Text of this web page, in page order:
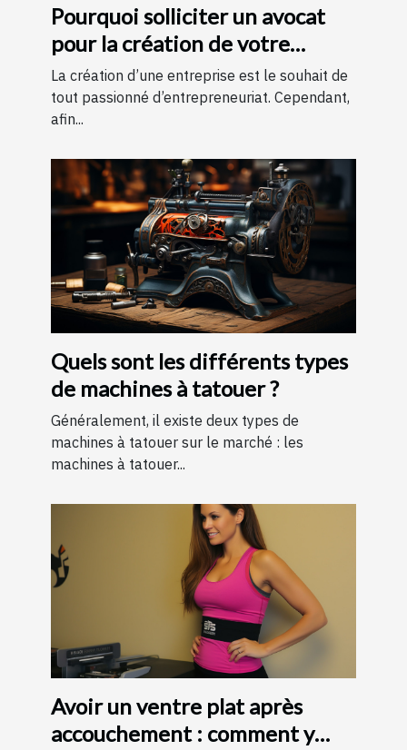
Pourquoi solliciter un avocat
pour la création de votre
entreprise ?
La création d’une entreprise est le souhait de
tout passionné d’entrepreneuriat. Cependant,
afin...
Quels sont les différents types
de machines à tatouer ?
Généralement, il existe deux types de
machines à tatouer sur le marché : les
machines à tatouer...
Avoir un ventre plat après
accouchement : comment y